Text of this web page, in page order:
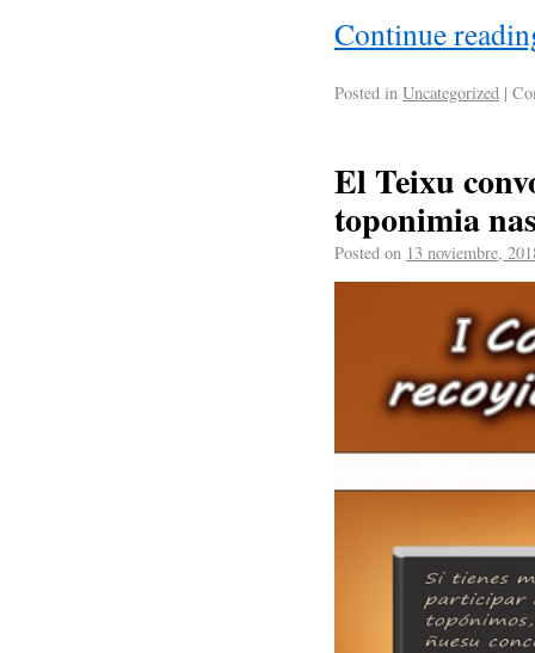
Continue
Posted in Uncategorized |
El Teixu
toponimia
Posted on 13 noviembre,